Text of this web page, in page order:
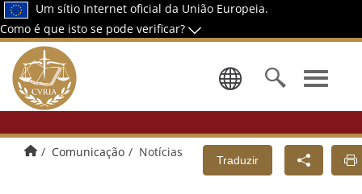
Um sítio Internet oficial da União Europeia.
Como é que isto se pode verificar?
Selecionar
Página principal
Comunicação Notícias
Traduzir